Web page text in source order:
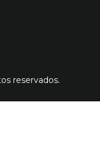
reservados.